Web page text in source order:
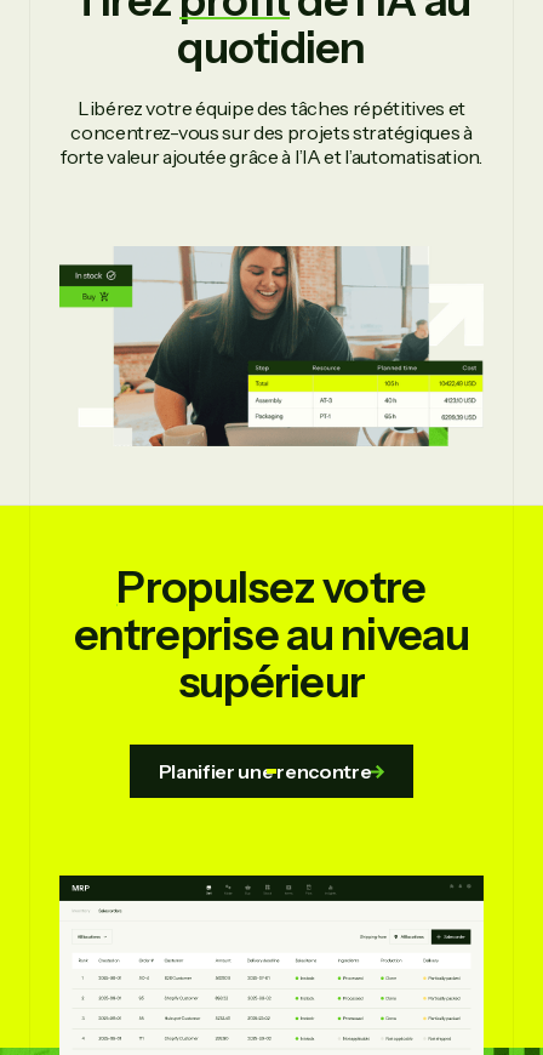
quotidien
Libérez votre équipe des tâches répétitives et
concentrez-vous sur des projets stratégiques à
forte valeur ajoutée grâce à l’IA et l’automatisation.
Propulsezvotre
entreprise au niveau
supérieur
Planifier une rencontre